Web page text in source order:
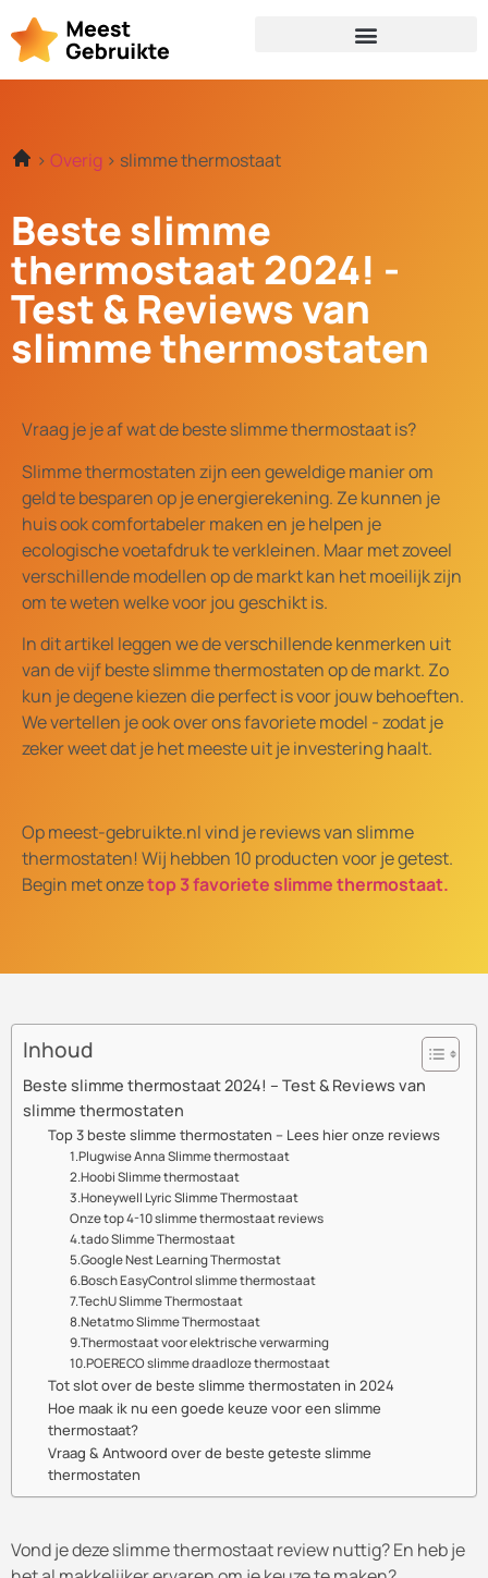
Overig slimme thermostaat
Beste slimme
thermostaat 2024! -
Test & Reviews van
slimme thermostaten
Vraag je je af wat de beste slimme thermostaat is?
Slimme thermostaten zijn een geweldige manier om
geld te besparen op je energierekening. Ze kunnen je
huis ook comfortabeler maken en je helpen je
ecologische voetafdruk te verkleinen. Maar met zoveel
verschillende modellen op de markt kan het moeilijk zijn
om te weten welke voor jou geschikt is.
In dit artikel leggen we de verschillende kenmerken uit
van de vijf beste slimme thermostaten op de markt. Zo
kun je degene kiezen die perfect is voor jouw behoeften.
We vertellen je ook over ons favoriete model - zodat je
zeker weet dat je het meeste uit je investering haalt.
Op meest-gebruikte.nl vind je reviews van slimme
thermostaten! Wij hebben 10 producten voor je getest.
Begin met onzetop 3 favoriete slimme thermostaat.
Inhoud
Beste slimme thermostaat 2024! – Test & Reviews van
slimme thermostaten
Top 3 beste slimme thermostaten – Lees hier onze reviews
1.Plugwise Anna Slimme thermostaat
2.Hoobi Slimme thermostaat
3.Honeywell Lyric Slimme Thermostaat
Onze top 4-10 slimme thermostaat reviews
4.tado Slimme Thermostaat
5.Google Nest Learning Thermostat
6.Bosch EasyControl slimme thermostaat
7.TechU Slimme Thermostaat
8.Netatmo Slimme Thermostaat
9.Thermostaat voor elektrische verwarming
10.POERECO slimme draadloze thermostaat
Tot slot over de beste slimme thermostaten in 2024
Hoe maak ik nu een goede keuze voor een slimme
thermostaat?
Vraag & Antwoord over de beste geteste slimme
thermostaten
Vond je deze slimme thermostaat review nuttig? En heb je